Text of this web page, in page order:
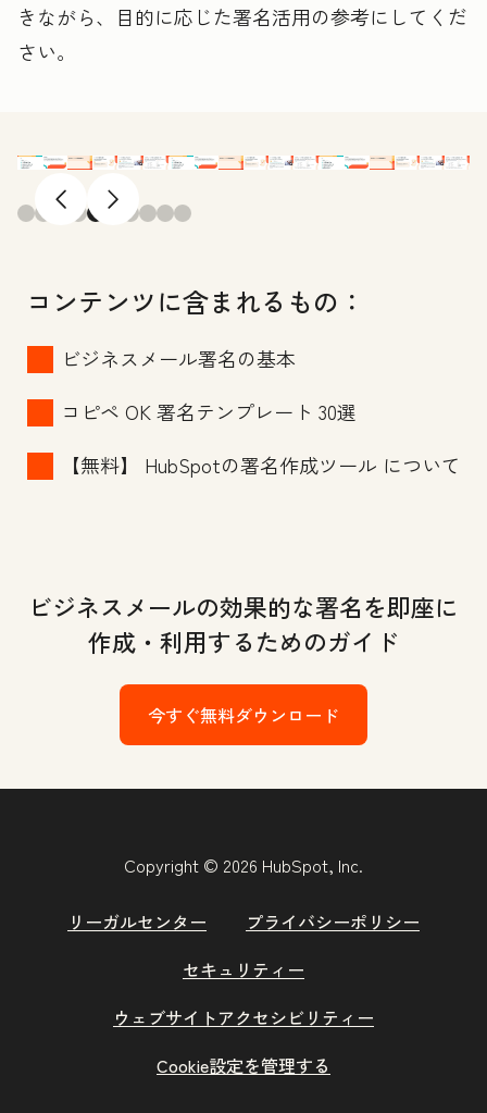
きながら、目的に応じた署名活用の参考にしてくだ
さい。
前へ 次へ
コンテンツに含まれるもの：
ビジネスメール署名の基本
コピペ OK 署名テンプレート 30選
【無料】 HubSpotの署名作成ツール について
ビジネスメールの効果的な署名を即座に
作成・利用するためのガイド
今すぐ無料ダウンロード
Copyright © 2026 HubSpot, Inc.
リーガルセンター
プライバシーポリシー
セキュリティー
ウェブサイトアクセシビリティー
Cookie設定を管理する